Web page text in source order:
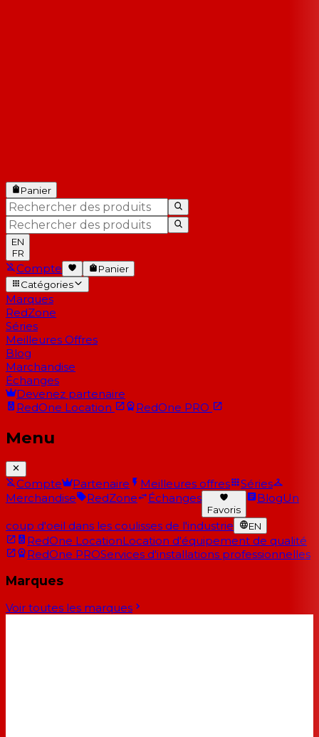
Panier
EN
FR
Compte
Panier
Catégories
Marques
RedZone
Séries
Meilleures Offres
Blog
Marchandise
Échanges
Devenez partenaire
RedOne Location RedOne PRO
Menu
Compte Partenaire Meilleures offres
Séries
Merchandise
RedZone Échanges
Favoris
BlogUn
coup d'oeil dans les coulisses de l'industrie EN
RedOne LocationLocation d'équipement de qualité
RedOne PROServices d'installations professionnelles
Marques
Voir toutes les marques